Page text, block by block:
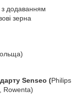
додаванням
зерна
Senseo (Philips
Rowenta)